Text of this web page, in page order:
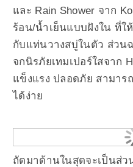
และ Rain Shower จาก
ร้อน/น้ำเย็นแบบฝังใน ที่ใ
กับแท่นวางสบู่ในตัว ส่วน
จกนิรภัยเทมเปอร์ใสจาก
แข็งแรง ปลอดภัย สามาร
ได้ง่าย
ถัดมาด้านในสุดจะเป็นส่ว